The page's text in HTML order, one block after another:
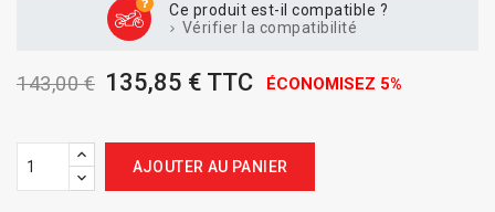
Ce produit est-il compatible ?
Vérifier la compatibilité
143,00 € 135,85 € TTC ÉCONOMISEZ 5%
AJOUTER AU PANIER